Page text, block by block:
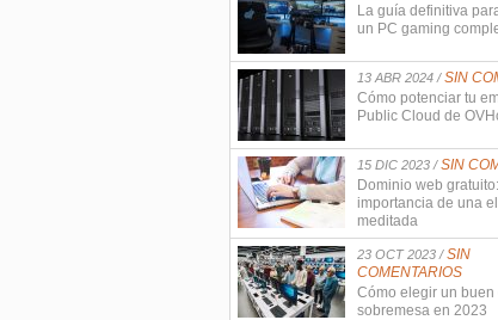
La guía definitiva
un PC gaming
13 ABR 2024 /SIN
Cómo potenciar tu
Public Cloud de
15 DIC 2023 /SIN
Dominio web
importancia de una
meditada
23 OCT 2023 /SIN
COMENTARIOS
Cómo elegir un
sobremesa en 2023